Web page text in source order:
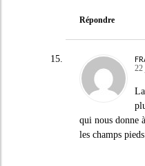
Répondre
22
qui nous donne
les champs